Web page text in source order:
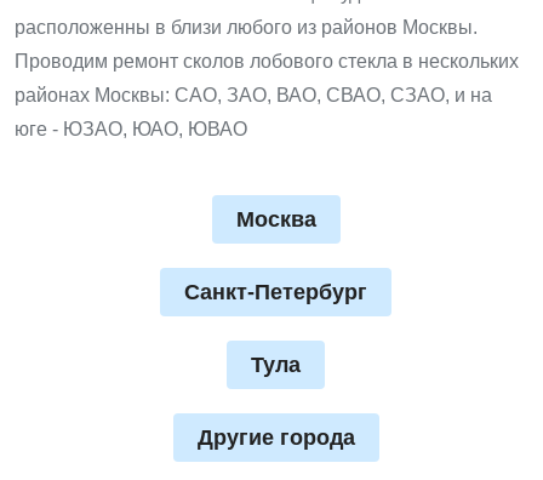
расположенны в близи любого из районов Москвы.
Проводим ремонт сколов лобового стекла в нескольких
районах Москвы: САО, ЗАО, ВАО, СВАО, СЗАО, и на
юге - ЮЗАО, ЮАО, ЮВАО
Москва
Санкт-Петербург
Тула
Другие города